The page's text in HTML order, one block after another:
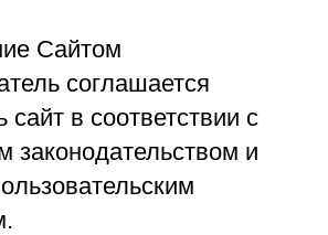
Сайтом
соглашается
сайт в соответствии с
законодательством и